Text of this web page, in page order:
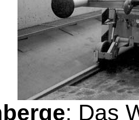
: Das